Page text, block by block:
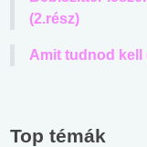
(2.rész)
Amit tudnod kell
Top témák